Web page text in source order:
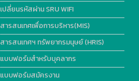
เปลี่ยนรหัสผ่าน SRU WIFI
สารสนเทศเพื่อการบริหาร(MIS)
สารสนเทศฯ ทรัพยากรมนุษย์ (HRIS)
แบบฟอร์มสำหรับบุคลากร
แบบฟอร์มสมัครงาน